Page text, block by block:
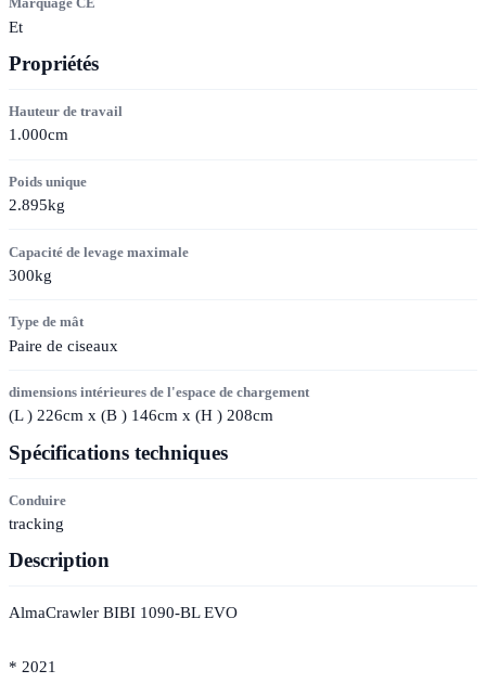
Et
Propriétés
Hauteur de travail
1.000cm
Poids unique
2.895kg
Capacité de levage maximale
300kg
Type de mât
Paire de ciseaux
dimensions intérieures de l'espace de chargement
(L) 226cm x (B ) 146cm x (H ) 208cm
Spécifications techniques
Conduire
tracking
Description
AlmaCrawler BIBI 1090-BL EVO
* 2021